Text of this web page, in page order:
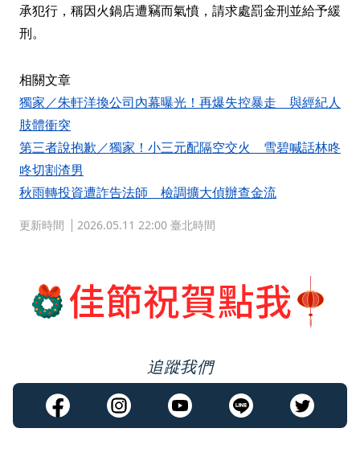
承犯行，稱因火鍋店遭竊而氣憤，請求處罰金刑並給予緩
刑。
相關文章
獨家／朱軒洋換公司內幕曝光！再爆失控暴走 與經紀人
肢體衝突
第三者說抱歉／獨家！小三元配隔空交火 雪碧喊話林咚
咚切割渣男
秋雨轉投資遭詐告法師 檢調擴大偵辦查金流
更新時間 2026.05.11 22:00 臺北時間
追蹤我們